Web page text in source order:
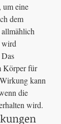
um eine
dem
wird
Körper für
kann
die
wird.